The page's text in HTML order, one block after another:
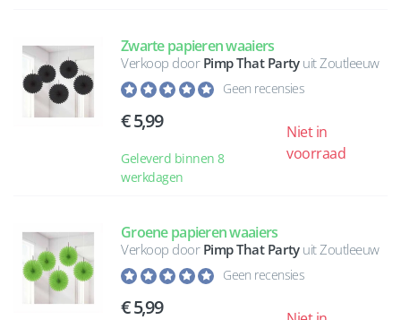
Zwarte papieren waaiers
Verkoop door Pimp That Partyuit Zoutleeuw
Geen recensies
5,99
Geleverd binnen 8
werkdagen
Niet in
voorraad
Groene papieren waaiers
Verkoop door Pimp That Partyuit Zoutleeuw
Geen recensies
5,99